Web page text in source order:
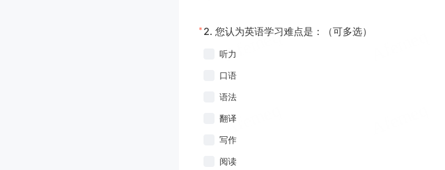
* 2. 您认为英语学习难点是：（可多选）
听力
口语
语法
翻译
写作
阅读